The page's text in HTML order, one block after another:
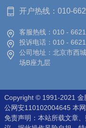
开户热线：010-
客服热线：010 -
投诉电话：010 -
公司地址：北京市西
场B座九层
Copyright © 1991-2021 金
公网安110102004645 本
免责声明：本站所载文章